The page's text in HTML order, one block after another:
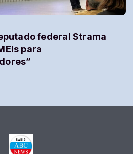
federal Strama
para